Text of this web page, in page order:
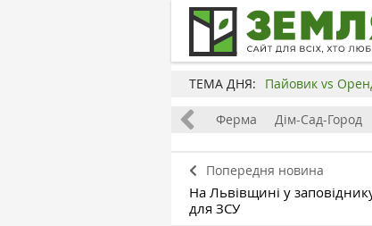
ТЕМА ДНЯ: Пайовик vs
Бізнес Ферма Дім-Сад-Город
Попередня новина
На Львівщині у
для ЗСУ